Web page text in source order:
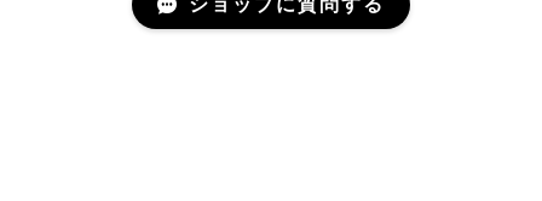
ショップに質問する